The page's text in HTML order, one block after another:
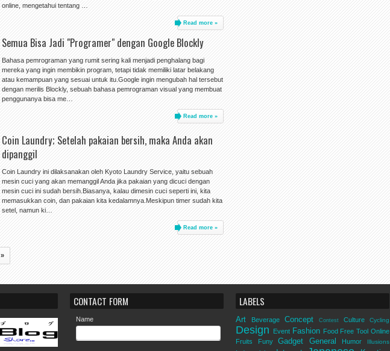
online, mengetahui tentang …
Read more »
Semua Bisa Jadi "Programer" dengan Google Blockly
Bahasa pemrograman yang rumit sering kali menjadi penghalang bagi
mereka yang ingin membikin program, tetapi tidak memiliki latar belakang
atau kemampuan yang sesuai untuk itu.Google ingin mengubah hal tersebut
dengan merilis Blockly, sebuah bahasa pemrograman visual yang membuat
penggunanya bisa me…
Read more »
Coin Laundry; Setelah pakaian bersih, maka Anda akan
dipanggil
Coin Laundry ini dilaksanakan oleh Kyoto Laundry Service, yaitu sebuah
mesin cuci yang akan memanggil Anda jika pakaian yang dicuci dengan
mesin cuci ini sudah bersih.Biasanya, kalau dimesin cuci seperti ini, kita
memasukkan coin, dan pakaian kita kedalamnya.Meskipun timer sudah kita
setel, namun ki…
Read more »
»
CONTACT FORM
Name
LABELS
Art Beverage Concept Contest Culture Cycling
Design Event Fashion Food Free Tool Online
Fruits
Funy Gadget General Humor Illusions